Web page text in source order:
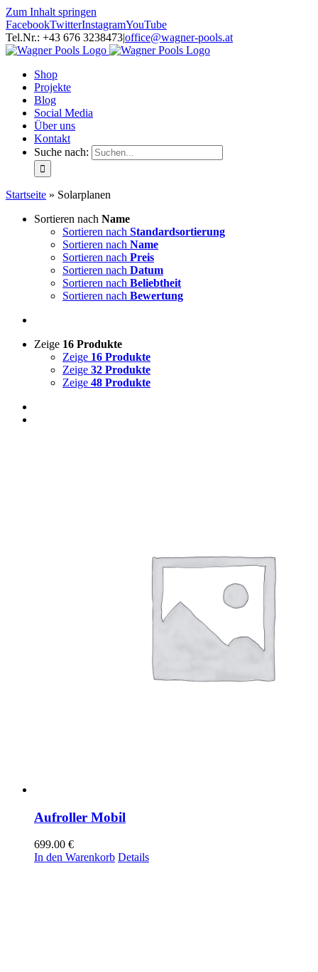
Zum Inhalt springen
FacebookTwitterInstagramYouTube
Tel.Nr.: +43 676 3238473|office@wagner-pools.at
Shop
Projekte
Blog
Social Media
Über uns
Kontakt
Suche nach:
Startseite » Solarplanen
Sortieren nach Name
Sortieren nach Standardsortierung
Sortieren nach Name
Sortieren nach Preis
Sortieren nach Datum
Sortieren nach Beliebtheit
Sortieren nach Bewertung
Zeige 16 Produkte
Zeige 16 Produkte
Zeige 32 Produkte
Zeige 48 Produkte
Aufroller Mobil
699.00 €
In den Warenkorb Details